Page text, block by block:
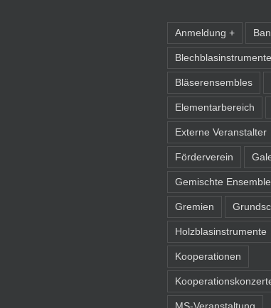
Anmeldung +
Blechblasinstrumente
Bläserensembles
Elementarbereich
Externe Veranstalter
Förderverein
Gemischte
Gremien
Holzblasinstrumente
Kooperationen